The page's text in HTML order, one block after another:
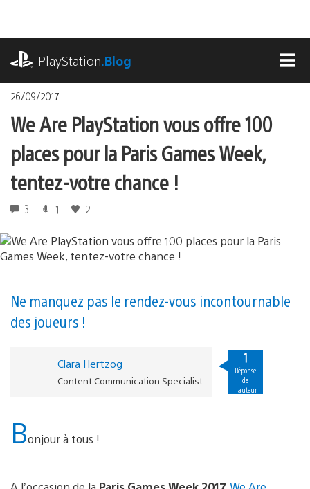
contenu
PlayStation.Blog
26/09/2017
We Are PlayStation vous offre 100
places pour la Paris Games Week,
tentez-votre chance !
3 1 2
Ne manquez pas le rendez-vous incontournable
des joueurs !
Clara Hertzog
Content Communication Specialist
1
Réponse
de
l'auteur
Bonjour à tous !